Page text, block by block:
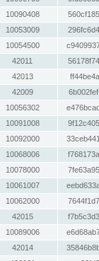
10090408
10053009
10054500
42011
42013
42009
10056302
10091008
10092000
10068006
10078000
10061007
10062000
42015
10089006
42014